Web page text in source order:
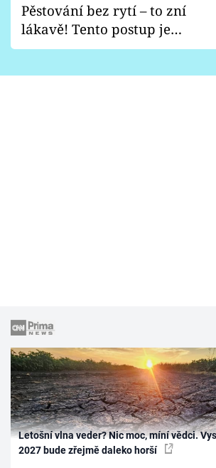
Pěstování bez rytí – to zní
lákavě! Tento postup je
vhodný jen pro některé
Letošní vlna veder? Nic moc, míní vědci.
2027 bude zřejmě daleko horší